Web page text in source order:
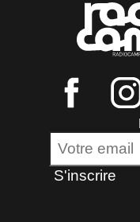
S'inscrire